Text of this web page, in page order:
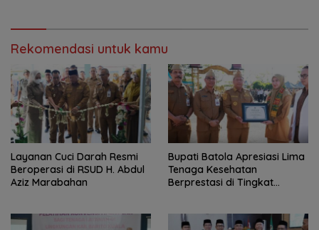
Rekomendasi untuk kamu
Layanan Cuci Darah Resmi
Beroperasi di RSUD H. Abdul
Aziz Marabahan
Bupati Batola Apresiasi Lima
Tenaga Kesehatan
Berprestasi di Tingkat